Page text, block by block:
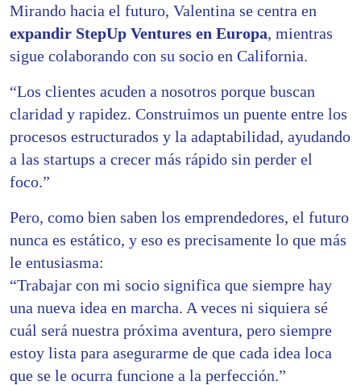
Mirando hacia el futuro, Valentina se centra en
expandir StepUp Ventures en Europa, mientras
sigue colaborando con su socio en California.
“Los clientes acuden a nosotros porque buscan
claridad y rapidez. Construimos un puente entre los
procesos estructurados y la adaptabilidad, ayudando
a las startups a crecer más rápido sin perder el
foco.”
Pero, como bien saben los emprendedores, el futuro
nunca es estático, y eso es precisamente lo que más
le entusiasma:
“Trabajar con mi socio significa que siempre hay
una nueva idea en marcha. A veces ni siquiera sé
cuál será nuestra próxima aventura, pero siempre
estoy lista para asegurarme de que cada idea loca
que se le ocurra funcione a la perfección.”